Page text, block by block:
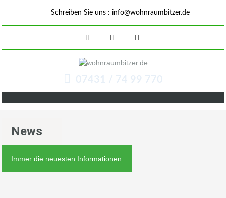
Schreiben Sie uns : info@wohnraumbitzer.de
07431 / 74 99 770
News
Immer die neuesten Informationen